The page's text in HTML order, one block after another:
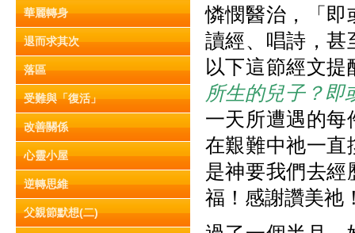
華麗轉身
退而求其次
落區
受難與「復活」
改善關係
心靈小屋
逆轉思維
父親節默想(二)
憐憫醫治，「即
讀經、唱詩，甚
以下這節經文提
所生的兒子？即
一天所遭遇的每
在艱難中祂一直
是神要我們去經
福！感謝讚美祂